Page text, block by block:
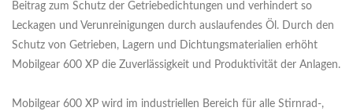
Beitrag zum Schutz der Getriebedichtungen und verhindert so
Leckagen und Verunreinigungen durch auslaufendes Öl. Durch den
Schutz von Getrieben, Lagern und Dichtungsmaterialien erhöht
Mobilgear 600 XP die Zuverlässigkeit und Produktivität der Anlagen.
Mobilgear 600 XP wird im industriellen Bereich für alle Stirnrad-,